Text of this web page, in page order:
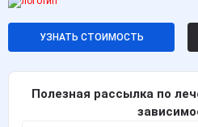
УЗНАТЬ СТОИМОСТЬ
Полезная рассылка по